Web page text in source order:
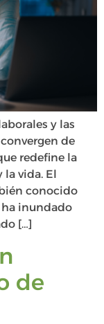
y las
de
redefine la
vida. El
conocido
inundado
[…]
de